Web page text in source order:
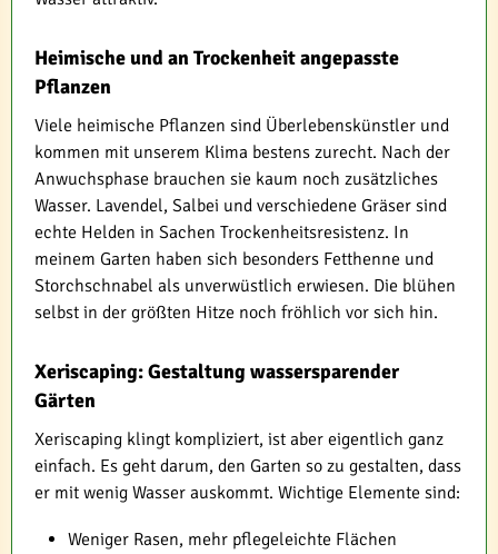
Heimische und an Trockenheit angepasste
Pflanzen
Viele heimische Pflanzen sind Überlebenskünstler und
kommen mit unserem Klima bestens zurecht. Nach der
Anwuchsphase brauchen sie kaum noch zusätzliches
Wasser. Lavendel, Salbei und verschiedene Gräser sind
echte Helden in Sachen Trockenheitsresistenz. In
meinem Garten haben sich besonders Fetthenne und
Storchschnabel als unverwüstlich erwiesen. Die blühen
selbst in der größten Hitze noch fröhlich vor sich hin.
Xeriscaping: Gestaltung wassersparender
Gärten
Xeriscaping klingt kompliziert, ist aber eigentlich ganz
einfach. Es geht darum, den Garten so zu gestalten, dass
er mit wenig Wasser auskommt. Wichtige Elemente sind:
Weniger Rasen, mehr pflegeleichte Flächen